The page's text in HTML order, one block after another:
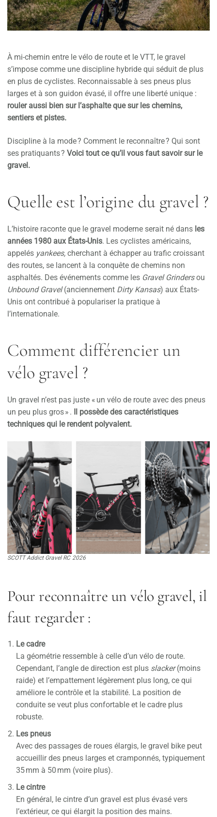
À mi-chemin entre le vélo de route et le VTT, le gravel
s’impose comme une discipline hybride qui séduit de plus
en plus de cyclistes. Reconnaissable à ses pneus plus
larges et à son guidon évasé, il offre une liberté unique :
rouler aussi bien sur l’asphalte que sur les chemins,
sentiers et pistes.
Discipline à la mode ? Comment le reconnaître ? Qui sont
ses pratiquants ? Voici tout ce qu’il vous faut savoir sur le
gravel.
Quelle est l’origine du gravel ?
L’histoire raconte que le gravel moderne serait né dans les
années 1980 aux États-Unis. Les cyclistes américains,
appelés yankees, cherchant à échapper au trafic croissant
des routes, se lancent à la conquête de chemins non
asphaltés. Des événements comme les Gravel Grindersou
Unbound Gravel(anciennement Dirty Kansas) aux États-
Unis ont contribué à populariser la pratique à
l’internationale.
Comment différencier un
vélo gravel ?
Un gravel n’est pas juste « un vélo de route avec des pneus
un peu plus gros » . Il possède des caractéristiques
techniques qui le rendent polyvalent.
SCOTT Addict Gravel RC 2026
Pour reconnaître un vélo gravel, il
faut regarder :
Le cadre
La géométrie ressemble à celle d’un vélo de route.
Cependant, l’angle de direction est plus slacker(moins
raide) et l’empattement légèrement plus long, ce qui
améliore le contrôle et la stabilité. La position de
conduite se veut plus confortable et le cadre plus
robuste.
Les pneus
Avec des passages de roues élargis, le gravel bike peut
accueillir des pneus larges et cramponnés, typiquement
35 mm à 50 mm (voire plus).
Le cintre
En général, le cintre d’un gravel est plus évasé vers
l’extérieur, ce qui élargit la position des mains.